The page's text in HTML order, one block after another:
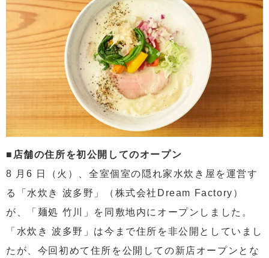
■店舗の住所を初公開してのオープン
8 月6 日（火）、全室個室の隠れ家水炊き屋を運営す
る「水炊き 波多野」（株式会社Dream Factory）
が、「麺処 竹川」を同敷地内にオープンしました。
「水炊き 波多野」は今まで住所を非公開としていまし
たが、今回初めて住所を公開しての新店オープンとな